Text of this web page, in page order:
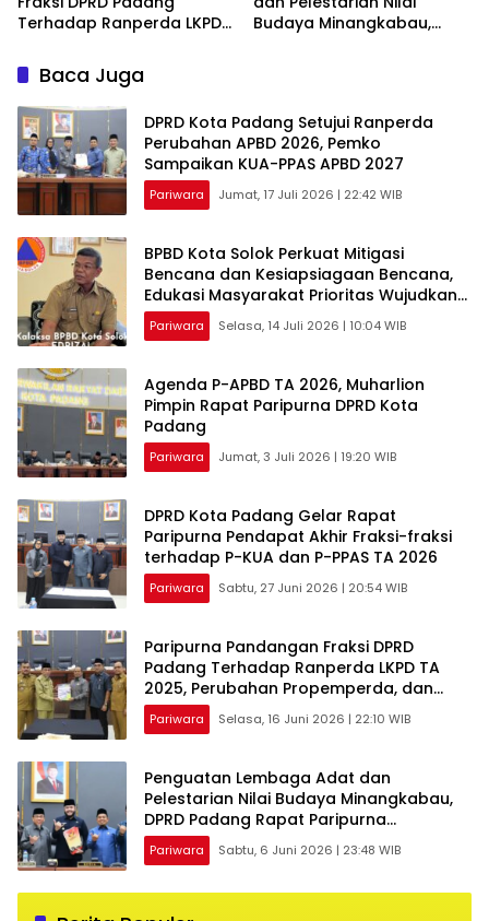
Terhadap Ranperda LKPD
Propemperda, dan PKUA
dan PPAS TA 2026
Budaya Minangkabau,
Baca Juga
DPRD Kota Padang Setujui Ranperda
Perubahan APBD 2026, Pemko
Sampaikan KUA-PPAS APBD 2027
Pariwara Jumat, 17 Juli 2026 | 22:42 WIB
BPBD Kota Solok Perkuat Mitigasi
Bencana dan Kesiapsiagaan Bencana,
Edukasi Masyarakat Prioritas Wujudkan
Kota Tangguh dan Siaga
Pariwara Selasa, 14 Juli 2026 | 10:04 WIB
Agenda P-APBD TA 2026, Muharlion
Pimpin Rapat Paripurna DPRD Kota
Padang
Pariwara Jumat, 3 Juli 2026 | 19:20 WIB
DPRD Kota Padang Gelar Rapat
Paripurna Pendapat Akhir Fraksi-fraksi
terhadap P-KUA dan P-PPAS TA 2026
Pariwara Sabtu, 27 Juni 2026 | 20:54 WIB
Paripurna Pandangan Fraksi DPRD
Padang Terhadap Ranperda LKPD TA
2025, Perubahan Propemperda, dan
PKUA dan PPAS TA 2026
Pariwara Selasa, 16 Juni 2026 | 22:10 WIB
Penguatan Lembaga Adat dan
Pelestarian Nilai Budaya Minangkabau,
DPRD Padang Rapat Paripurna
Penyampaian Pendapat Akhir Fraksi
Pariwara Sabtu, 6 Juni 2026 | 23:48 WIB